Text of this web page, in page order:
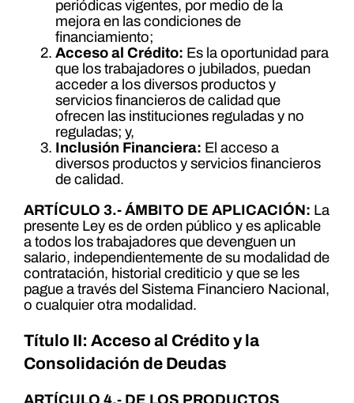
periódicas vigentes, por medio de la
mejora en las condiciones de
financiamiento;
Acceso al Crédito: Es la oportunidad para
que los trabajadores o jubilados, puedan
acceder a los diversos productos y
servicios financieros de calidad que
ofrecen las instituciones reguladas y no
reguladas; y,
Inclusión Financiera: El acceso a
diversos productos y servicios financieros
de calidad.
ARTÍCULO 3.- ÁMBITO DE APLICACIÓN: La
presente Ley es de orden público y es aplicable
a todos los trabajadores que devenguen un
salario, independientemente de su modalidad de
contratación, historial crediticio y que se les
pague a través del Sistema Financiero Nacional,
o cualquier otra modalidad.
Título II: Acceso al Crédito y la
Consolidación de Deudas
ARTÍCULO 4.- DE LOS PRODUCTOS